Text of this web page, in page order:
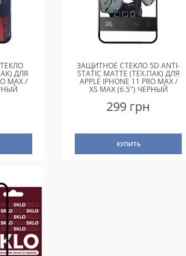
ДЛЯ
MAX /
ЗАЩИТНОЕ СТЕКЛО 5D ANTI-
STATIC MATTE (ТЕХ.ПАК) ДЛЯ
APPLE IPHONE 11 PRO MAX /
XS MAX (6.5") ЧЕРНЫЙ
299 грн
КУПИТЬ